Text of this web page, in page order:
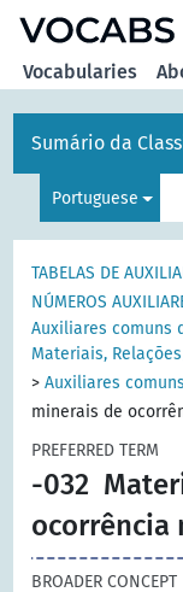
Vocabularies
Sumário da
Portuguese
TABELAS DE
NÚMEROS
Auxiliares comuns
Materiais,
>Auxiliares
minerais de
PREFERRED TERM
-032
ocorrência
BROADER CONCEPT